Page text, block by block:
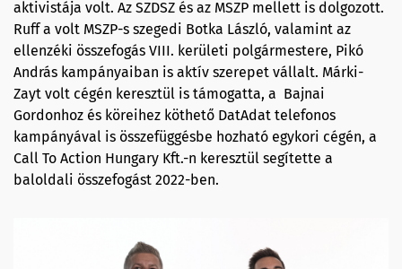
aktivistája volt. Az SZDSZ és az MSZP mellett is dolgozott.
Ruff a volt MSZP-s szegedi Botka László, valamint az
ellenzéki összefogás VIII. kerületi polgármestere, Pikó
András kampányaiban is aktív szerepet vállalt. Márki-
Zayt volt cégén keresztül is támogatta, a Bajnai
Gordonhoz és köreihez köthető DatAdat telefonos
kampányával is összefüggésbe hozható egykori cégén, a
Call To Action Hungary Kft.-n keresztül segítette a
baloldali összefogást 2022-ben.